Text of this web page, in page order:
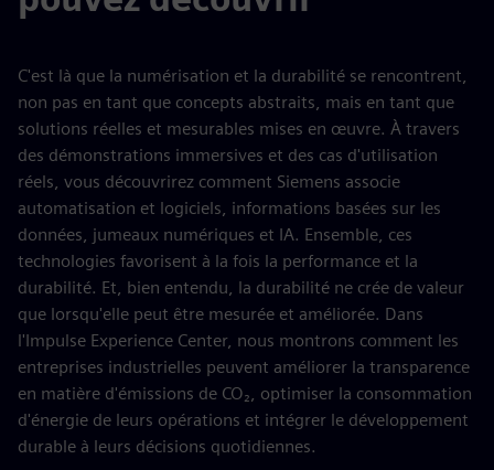
C'est là que la numérisation et la durabilité se rencontrent,
non pas en tant que concepts abstraits, mais en tant que
solutions réelles et mesurables mises en œuvre. À travers
des démonstrations immersives et des cas d'utilisation
réels, vous découvrirez comment Siemens associe
automatisation et logiciels, informations basées sur les
données, jumeaux numériques et IA. Ensemble, ces
technologies favorisent à la fois la performance et la
durabilité. Et, bien entendu, la durabilité ne crée de valeur
que lorsqu'elle peut être mesurée et améliorée. Dans
l'Impulse Experience Center, nous montrons comment les
entreprises industrielles peuvent améliorer la transparence
en matière d'émissions de CO₂, optimiser la consommation
d'énergie de leurs opérations et intégrer le développement
durable à leurs décisions quotidiennes.